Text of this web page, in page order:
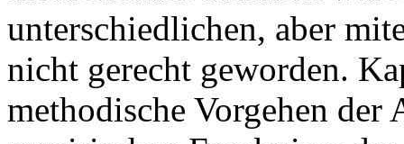
unterschiedlichen, aber
nicht gerecht geworden.
methodische Vorgehen